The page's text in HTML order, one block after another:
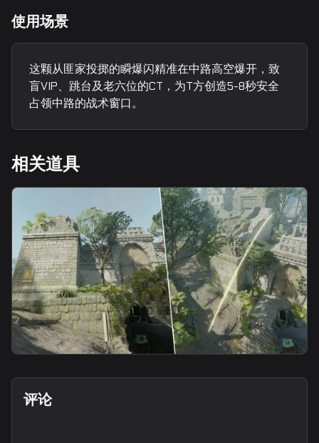
使用场景
这颗从匪家投掷的瞬爆闪精准在中路高空爆开，致
盲VIP、跳台及老六位的CT，为T方创造5-8秒安全
占领中路的战术窗口。
相关道具
中路瞬爆闪2
评论